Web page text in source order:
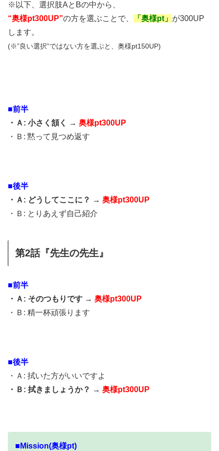
※以下、選択肢AとBの中から、
“奥様pt300UP”の方を選ぶことで、 「奥様pt」 が300UP
します。
(※”良い選択”ではない方を選ぶと、奥様pt150UP)
■前半
・Ａ: 小さく頷く → 奥様pt300UP
・Ｂ: 黙って見つめ返す
■後半
・Ａ: どうしてここに？ → 奥様pt300UP
・Ｂ: とりあえず自己紹介
第2話『先生の先生』
■前半
・Ａ: そのつもりです → 奥様pt300UP
・Ｂ: 精一杯頑張ります
■後半
・Ａ: 拭いた方がいいですよ
・Ｂ: 拭きましょうか？ → 奥様pt300UP
■Mission(奥様pt)